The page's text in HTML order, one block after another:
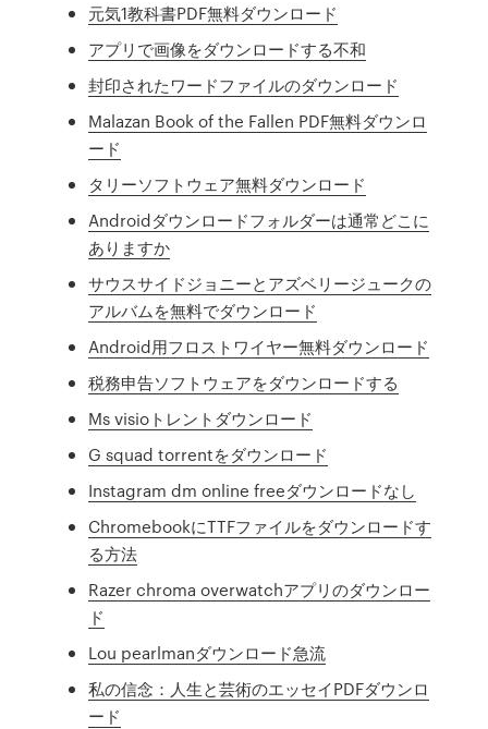
元気1教科書PDF無料ダウンロード
アプリで画像をダウンロードする不和
封印されたワードファイルのダウンロード
Malazan Book of the Fallen PDF無料ダウンロ
ード
タリーソフトウェア無料ダウンロード
Androidダウンロードフォルダーは通常どこに
ありますか
サウスサイドジョニーとアズベリージュークの
アルバムを無料でダウンロード
Android用フロストワイヤー無料ダウンロード
税務申告ソフトウェアをダウンロードする
Ms visioトレントダウンロード
G squad torrentをダウンロード
Instagram dm online freeダウンロードなし
ChromebookにTTFファイルをダウンロードす
る方法
Razer chroma overwatchアプリのダウンロー
ド
Lou pearlmanダウンロード急流
私の信念：人生と芸術のエッセイPDFダウンロ
ード